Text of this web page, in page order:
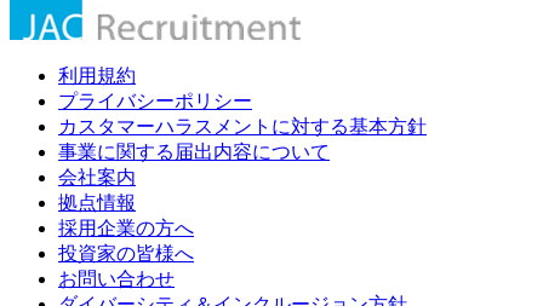
利用規約
プライバシーポリシー
カスタマーハラスメントに対する基本方針
事業に関する届出内容について
会社案内
拠点情報
採用企業の方へ
投資家の皆様へ
お問い合わせ